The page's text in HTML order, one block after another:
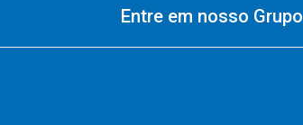
Entre em nosso